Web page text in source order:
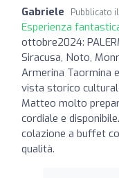
Gabriele Pubblicato il
Esperienza
ottobre2024:
Siracusa, Noto,
Armerina Taormina
vista storico
Matteo molto
cordiale e
colazione a buffet
qualità.